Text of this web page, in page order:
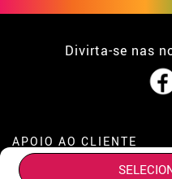
Divirta-se nas
APOIO AO CLIENTE